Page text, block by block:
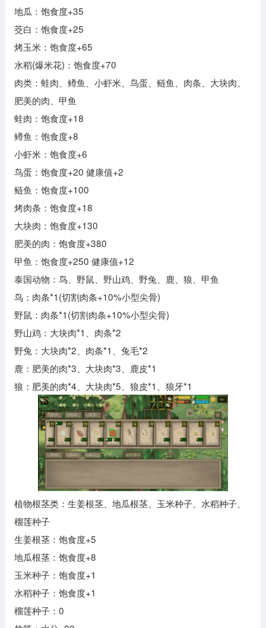
地瓜：饱食度+35
茭白：饱食度+25
烤玉米：饱食度+65
水稻(爆米花)：饱食度+70
肉类：蛙肉、鳟鱼、小虾米、鸟蛋、鲢鱼、肉条、大块肉、
肥美的肉、甲鱼
蛙肉：饱食度+18
鳟鱼：饱食度+8
小虾米：饱食度+6
鸟蛋：饱食度+20 健康值+2
鲢鱼：饱食度+100
烤肉条：饱食度+18
大块肉：饱食度+130
肥美的肉：饱食度+380
甲鱼：饱食度+250 健康值+12
泰国动物：鸟、野鼠、野山鸡、野兔、鹿、狼、甲鱼
鸟：肉条*1(切割肉条+10%小型尖骨)
野鼠：肉条*1(切割肉条+10%小型尖骨)
野山鸡：大块肉*1、肉条*2
野兔：大块肉*2、肉条*1、兔毛*2
鹿：肥美的肉*3、大块肉*3、鹿皮*1
狼：肥美的肉*4、大块肉*5、狼皮*1、狼牙*1
植物根茎类：生姜根茎、地瓜根茎、玉米种子、水稻种子、
榴莲种子
生姜根茎：饱食度+5
地瓜根茎：饱食度+8
玉米种子：饱食度+1
水稻种子：饱食度+1
榴莲种子：0